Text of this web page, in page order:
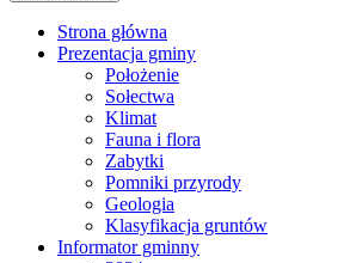
Strona główna
Prezentacja gminy
Położenie
Sołectwa
Klimat
Fauna i flora
Zabytki
Pomniki przyrody
Geologia
Klasyfikacja gruntów
Informator gminny